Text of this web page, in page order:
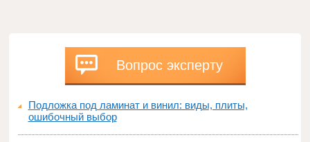
Вопрос эксперту
Подложка под ламинат и винил: виды, плиты,
ошибочный выбор